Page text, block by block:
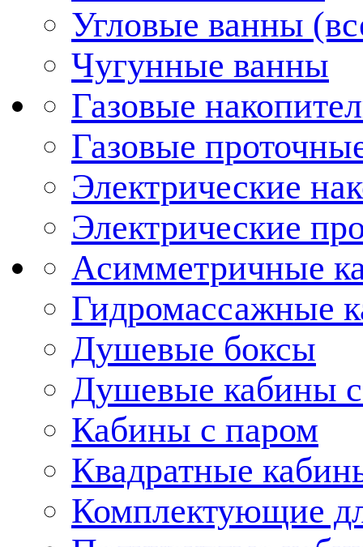
Угловые ванны
Чугунные ванны
Газовые
Газовые
Электрические
Электрические
Асимметричные
Гидромассажные
Душевые боксы
Душевые кабины
Кабины с паром
Квадратные
Комплектующие